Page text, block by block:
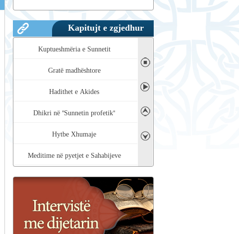
Kapitujt e zgjedhur
Kuptueshmëria e Sunnetit
Gratë madhështore
Hadithet e Akides
Dhikri në "Sunnetin profetik"
Hytbe Xhumaje
Meditime në pyetjet e Sahabijeve
Pozita e "Sunnetit profetik"
◼
➤
➤
➤